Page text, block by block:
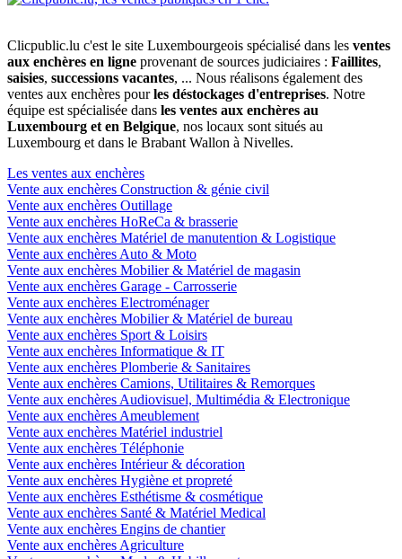
Clicpublic.lu c'est le site Luxembourgeois spécialisé dans les ventes
aux enchères en ligne provenant de sources judiciaires : Faillites,
saisies, successions vacantes, ... Nous réalisons également des
ventes aux enchères pourles déstockages d'entreprises. Notre
équipe est spécialisée dans les ventes aux enchères au
Luxembourg et en Belgique, nos locaux sont situés au
Luxembourg et dans le Brabant Wallon à Nivelles.
Les ventes aux enchères
Vente aux enchères Construction & génie civil
Vente aux enchères Outillage
Vente aux enchères HoReCa & brasserie
Vente aux enchères Matériel de manutention & Logistique
Vente aux enchères Auto & Moto
Vente aux enchères Mobilier & Matériel de magasin
Vente aux enchères Garage - Carrosserie
Vente aux enchères Electroménager
Vente aux enchères Mobilier & Matériel de bureau
Vente aux enchères Sport & Loisirs
Vente aux enchères Informatique & IT
Vente aux enchères Plomberie & Sanitaires
Vente aux enchères Camions, Utilitaires & Remorques
Vente aux enchères Audiovisuel, Multimédia & Electronique
Vente aux enchères Ameublement
Vente aux enchères Matériel industriel
Vente aux enchères Téléphonie
Vente aux enchères Intérieur & décoration
Vente aux enchères Hygiène et propreté
Vente aux enchères Esthétisme & cosmétique
Vente aux enchères Santé & Matériel Medical
Vente aux enchères Engins de chantier
Vente aux enchères Agriculture